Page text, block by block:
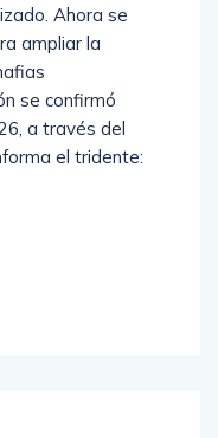
Ahora se
ampliar la
se confirmó
a través del
el tridente: